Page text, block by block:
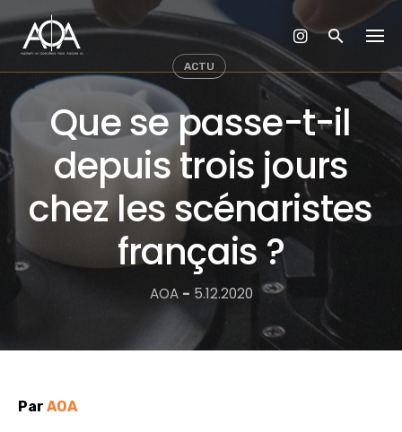
to
content
ACTU
Que se passe-t-il
depuis trois jours
chez les scénaristes
français ?
AOA - 5.12.2020
Par AOA